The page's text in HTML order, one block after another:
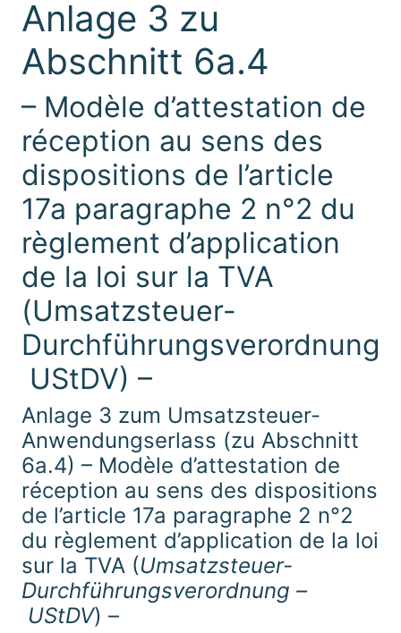
Anlage 3 zu
Abschnitt 6a.4
– Modèle d’attestation de
réception au sens des
dispositions de l’article
17a paragraphe 2 n°2 du
règlement d’application
de la loi sur la TVA
(Umsatzsteuer-
Durchführungsverordnung
UStDV) –
Anlage 3 zum Umsatzsteuer-
Anwendungserlass (zu Abschnitt
6a.4) – Modèle d’attestation de
réception au sens des dispositions
de l’article 17a paragraphe 2 n°2
du règlement d’application de la loi
sur la TVA (Umsatzsteuer-
Durchführungsverordnung –
UStDV) –